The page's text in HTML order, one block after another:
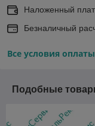
Наложенный
Безналичный
Все условия оплаты
Подобные